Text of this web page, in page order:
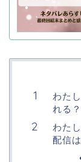
わた
れる？
わた
配信